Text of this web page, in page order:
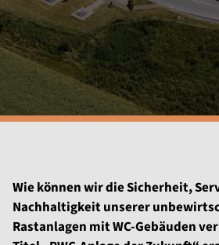
Wie können wir die Sicherheit,
Nachhaltigkeit unserer
Rastanlagen mit WC-Gebäuden